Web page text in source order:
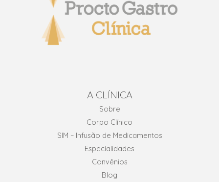
A CLÍNICA
Sobre
Corpo Clínico
SIM – Infusão de Medicamentos
Especialidades
Convênios
Blog